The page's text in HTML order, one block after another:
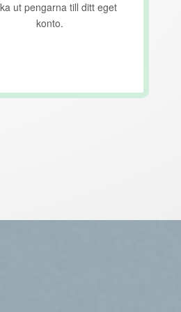
ut pengarna till ditt eget
konto.